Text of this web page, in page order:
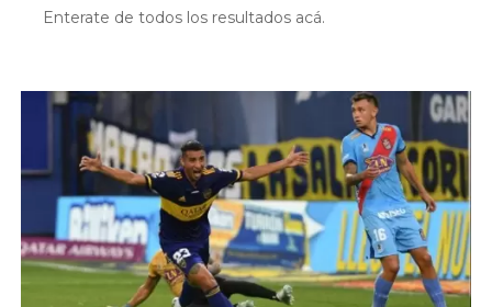
Enterate de todos los resultados acá.